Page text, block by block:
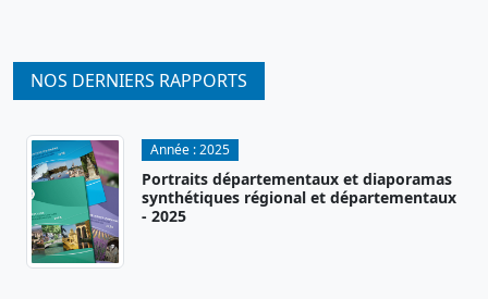
NOS DERNIERS RAPPORTS
Année :2025
Portraits départementaux et diaporamas
synthétiques régional et départementaux
- 2025